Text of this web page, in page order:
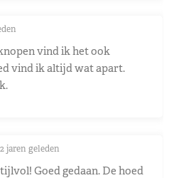
vind ik het ook
vind ik altijd wat apart.
2 jaren geleden
Goed gedaan. De hoed